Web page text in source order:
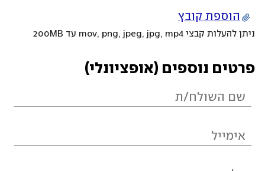
הוספת קובץ
ניתן להעלות קבצי mov, png, jpeg, jpg, mp4 עד 200MB
פרטים נוספים (אופציונלי)